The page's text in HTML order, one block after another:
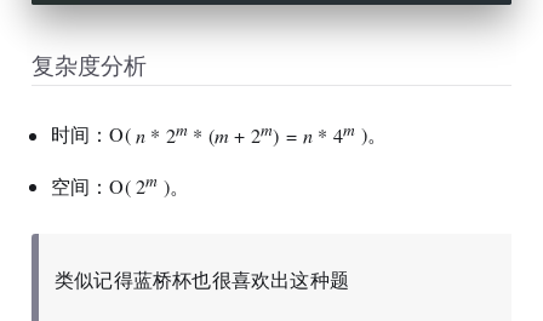
复杂度分析
时间：O(n * 2m * (m+ 2m) =n * 4m )。
空间：O(2m )。
类似记得蓝桥杯也很喜欢出这种题